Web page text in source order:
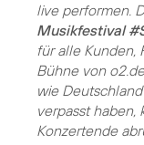
live performen.
Musikfestival
für alle Kunden,
Bühne von
wie
verpasst haben,
Konzertende